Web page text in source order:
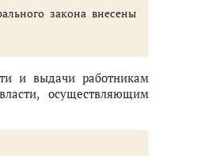
закона внесены
и выдачи работникам
осуществляющим